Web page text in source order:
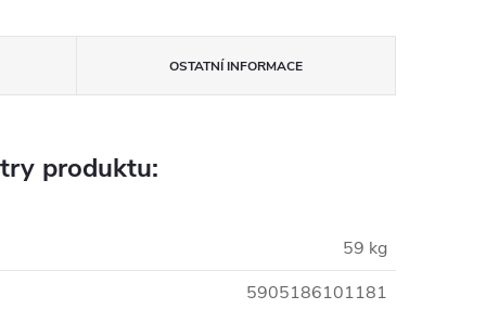
OSTATNÍ INFORMACE
produktu:
59 kg
5905186101181